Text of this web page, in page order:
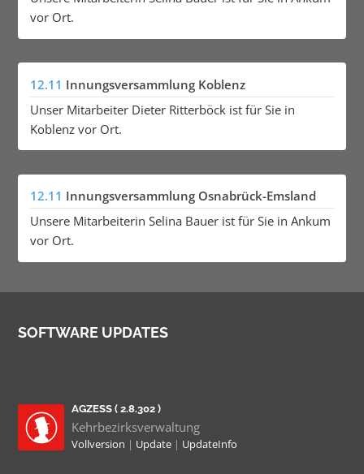
vor Ort.
12.11 Innungsversammlung Koblenz
Unser Mitarbeiter Dieter Ritterböck ist für Sie in
Koblenz vor Ort.
12.11 Innungsversammlung Osnabrück-Emsland
Unsere Mitarbeiterin Selina Bauer ist für Sie in Ankum
vor Ort.
SOFTWARE UPDATES
AGZESS ( 2.8.302 )
Kehrbezirksverwaltung
Vollversion | Update | UpdateInfo